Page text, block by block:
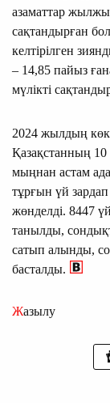
азаматтар
сақтандырған
келтірілген
– 14,85 пайыз
мүлікті
2024 жылдың
Қазақстанның
мыңнан астам
тұрғын үй зардап
жөнделді. 8447
танылды,
сатып алынды,
басталды.
Жазылу